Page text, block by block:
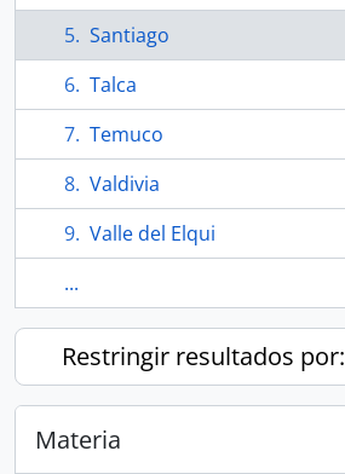
Santiago
Talca
Temuco
Valdivia
Valle del Elqui
...
Restringir resultados por:
Materia